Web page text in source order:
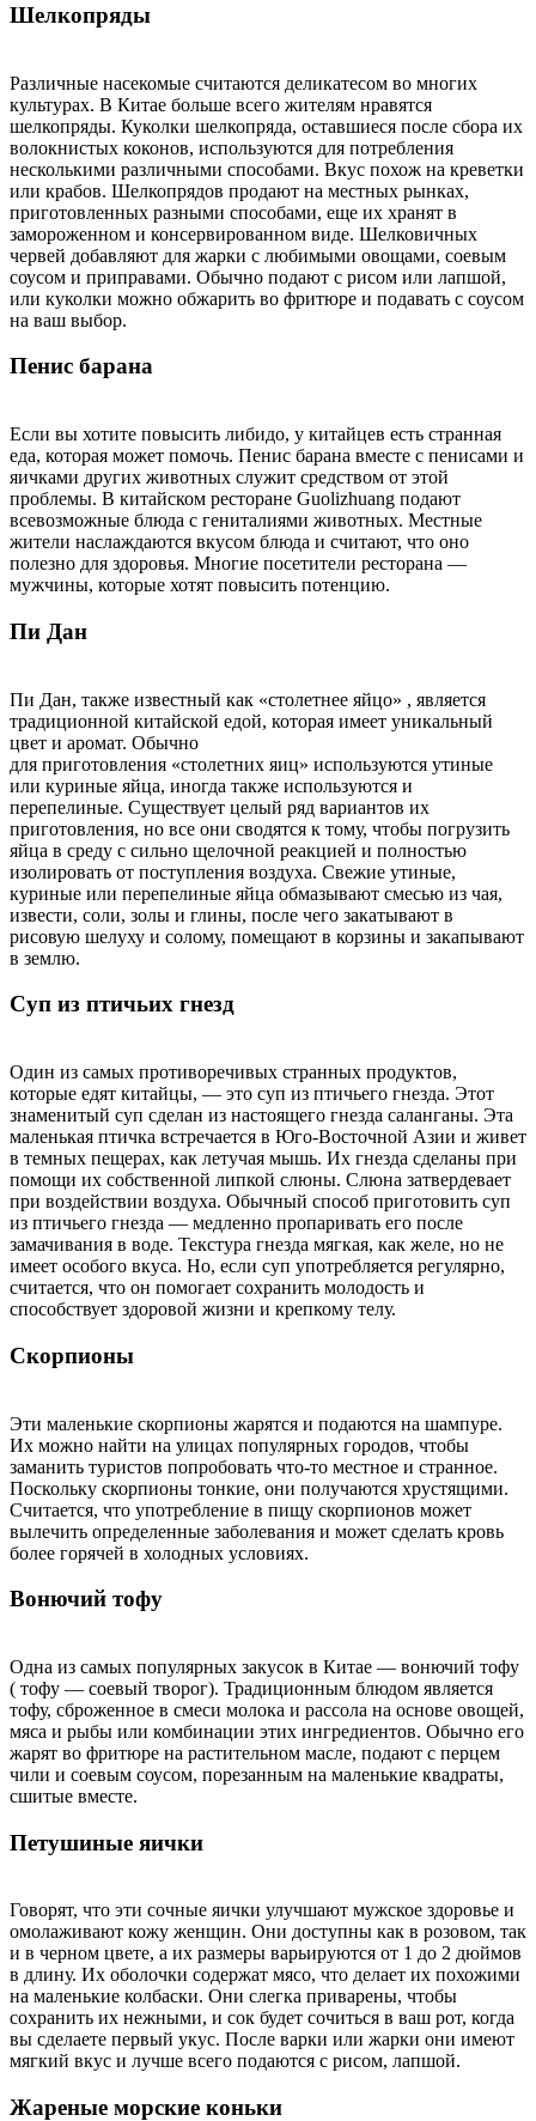
Шелкопряды
Различные насекомые считаются деликатесом во многих
культурах. В Китае больше всего жителям нравятся
шелкопряды. Куколки шелкопряда, оставшиеся после сбора их
волокнистых коконов, используются для потребления
несколькими различными способами. Вкус похож на креветки
или крабов. Шелкопрядов продают на местных рынках,
приготовленных разными способами, еще их хранят в
замороженном и консервированном виде. Шелковичных
червей добавляют для жарки с любимыми овощами, соевым
соусом и приправами. Обычно подают с рисом или лапшой,
или куколки можно обжарить во фритюре и подавать с соусом
на ваш выбор.
Пенис барана
Если вы хотите повысить либидо, у китайцев есть странная
еда, которая может помочь. Пенис барана вместе с пенисами и
яичками других животных служит средством от этой
проблемы. В китайском ресторане Guolizhuang подают
всевозможные блюда с гениталиями животных. Местные
жители наслаждаются вкусом блюда и считают, что оно
полезно для здоровья. Многие посетители ресторана —
мужчины, которые хотят повысить потенцию.
Пи Дан
Пи Дан, также известный как «столетнее яйцо» , является
традиционной китайской едой, которая имеет уникальный
цвет и аромат. Обычно
для приготовления «столетних яиц» используются утиные
или куриные яйца, иногда также используются и
перепелиные. Существует целый ряд вариантов их
приготовления, но все они сводятся к тому, чтобы погрузить
яйца в среду с сильно щелочной реакцией и полностью
изолировать от поступления воздуха. Свежие утиные,
куриные или перепелиные яйца обмазывают смесью из чая,
извести, соли, золы и глины, после чего закатывают в
рисовую шелуху и солому, помещают в корзины и закапывают
в землю.
Суп из птичьих гнезд
Один из самых противоречивых странных продуктов,
которые едят китайцы, — это суп из птичьего гнезда. Этот
знаменитый суп сделан из настоящего гнезда саланганы. Эта
маленькая птичка встречается в Юго-Восточной Азии и живет
в темных пещерах, как летучая мышь. Их гнезда сделаны при
помощи их собственной липкой слюны. Слюна затвердевает
при воздействии воздуха. Обычный способ приготовить суп
из птичьего гнезда — медленно пропаривать его после
замачивания в воде. Текстура гнезда мягкая, как желе, но не
имеет особого вкуса. Но, если суп употребляется регулярно,
считается, что он помогает сохранить молодость и
способствует здоровой жизни и крепкому телу.
Скорпионы
Эти маленькие скорпионы жарятся и подаются на шампуре.
Их можно найти на улицах популярных городов, чтобы
заманить туристов попробовать что-то местное и странное.
Поскольку скорпионы тонкие, они получаются хрустящими.
Считается, что употребление в пищу скорпионов может
вылечить определенные заболевания и может сделать кровь
более горячей в холодных условиях.
Вонючий тофу
Одна из самых популярных закусок в Китае — вонючий тофу
( тофу — соевый творог). Традиционным блюдом является
тофу, сброженное в смеси молока и рассола на основе овощей,
мяса и рыбы или комбинации этих ингредиентов. Обычно его
жарят во фритюре на растительном масле, подают с перцем
чили и соевым соусом, порезанным на маленькие квадраты,
сшитые вместе.
Петушиные яички
Говорят, что эти сочные яички улучшают мужское здоровье и
омолаживают кожу женщин. Они доступны как в розовом, так
и в черном цвете, а их размеры варьируются от 1 до 2 дюймов
в длину. Их оболочки содержат мясо, что делает их похожими
на маленькие колбаски. Они слегка приварены, чтобы
сохранить их нежными, и сок будет сочиться в ваш рот, когда
вы сделаете первый укус. После варки или жарки они имеют
мягкий вкус и лучше всего подаются с рисом, лапшой.
Жареные морские коньки